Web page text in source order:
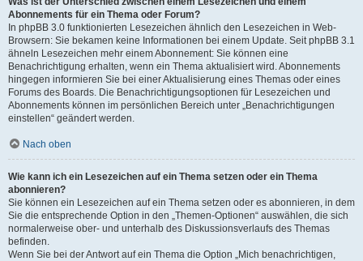
Abonnements für ein Thema oder Forum?
In phpBB 3.0 funktionierten Lesezeichen ähnlich den Lesezeichen in Web-
Browsern: Sie bekamen keine Informationen bei einem Update. Seit phpBB 3.1
ähneln Lesezeichen mehr einem Abonnement: Sie können eine
Benachrichtigung erhalten, wenn ein Thema aktualisiert wird. Abonnements
hingegen informieren Sie bei einer Aktualisierung eines Themas oder eines
Forums des Boards. Die Benachrichtigungsoptionen für Lesezeichen und
Abonnements können im persönlichen Bereich unter „Benachrichtigungen
einstellen“ geändert werden.
Nach oben
Wie kann ich ein Lesezeichen auf ein Thema setzen oder ein Thema
abonnieren?
Sie können ein Lesezeichen auf ein Thema setzen oder es abonnieren, in dem
Sie die entsprechende Option in den „Themen-Optionen“ auswählen, die sich
normalerweise ober- und unterhalb des Diskussionsverlaufs des Themas
befinden.
Wenn Sie bei der Antwort auf ein Thema die Option „Mich benachrichtigen,